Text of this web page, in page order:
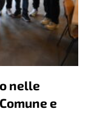
nelle
e